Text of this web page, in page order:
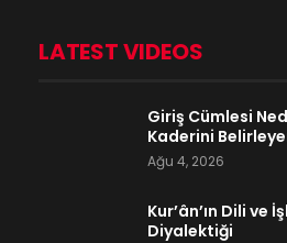
LATEST VIDEOS
Giriş Cümlesi
Kaderini
Ağu 4, 2026
Kur’ân’ın Dili ve
Diyalektiği